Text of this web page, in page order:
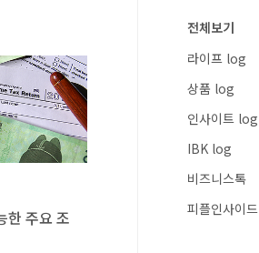
한 주요 조
전체보기
라이프 log
상품 log
인사이트 log
IBK log
비즈니스톡
피플인사이드